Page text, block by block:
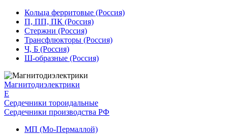
Кольца ферритовые (Россия)
П, ПП, ПК (Россия)
Стержни (Россия)
Трансфлюкторы (Россия)
Ч, Б (Россия)
Ш-образные (Россия)
Магнитодиэлектрики
E
Сердечники тороидальные
Сердечники производства РФ
МП (Мо-Пермаллой)